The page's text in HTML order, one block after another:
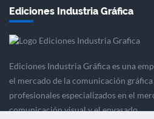
Ediciones Industria Gráfica
Ediciones Industria Gráfica es una
el mercado de la comunicación
profesionales especializados en el
comunicación visual y el envasado.